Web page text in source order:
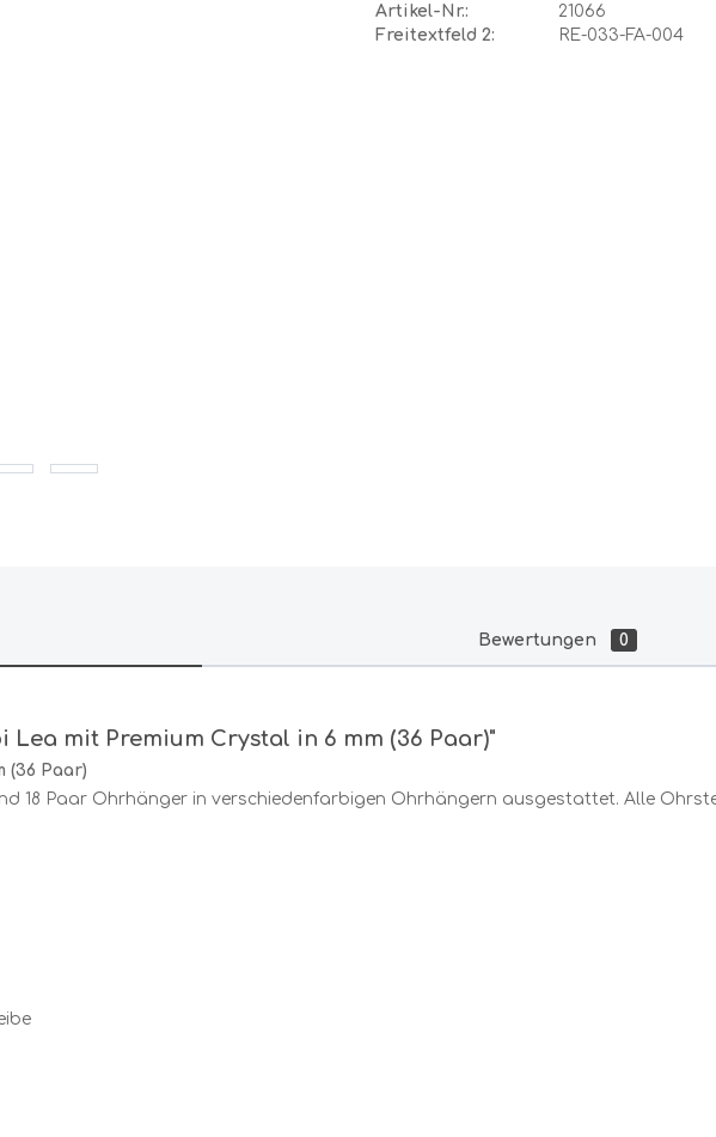
Artikel-Nr.:
21066
Freitextfeld 2:
RE-033-FA-004
Bewertungen 0
mit Premium Crystal in 6 mm (36 Paar)"
(36 Paar)
18 Paar Ohrhänger in verschiedenfarbigen Ohrhängern ausgestattet. Alle